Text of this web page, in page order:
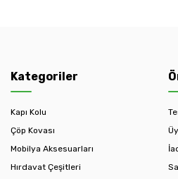
Kategoriler
Kapı Kolu
Çöp Kovası
Mobilya Aksesuarları
Hırdavat Çeşitleri